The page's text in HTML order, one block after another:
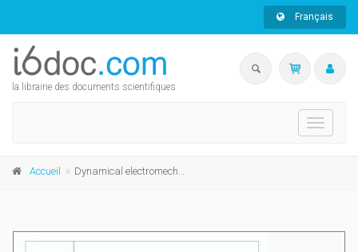
Français
la librairie des documents scientifiques
Toggle
Accueil Dynamical electromechanical model of magnetic bearings subject to eddy currents